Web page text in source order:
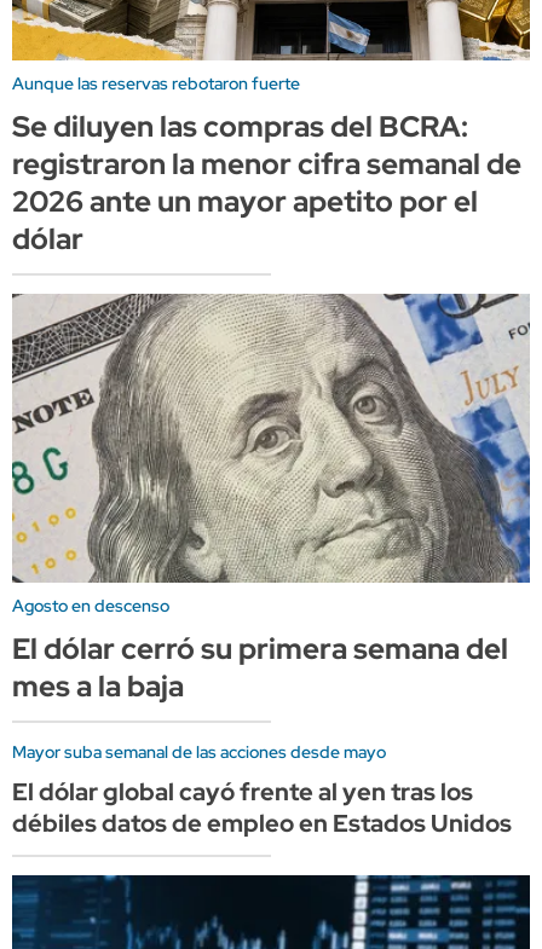
Aunque las reservas rebotaron fuerte
Se diluyen las compras del BCRA:
registraron la menor cifra semanal de
2026 ante un mayor apetito por el
dólar
Agosto en descenso
El dólar cerró su primera semana del
mes a la baja
Mayor suba semanal de las acciones desde mayo
El dólar global cayó frente al yen tras los
débiles datos de empleo en Estados Unidos